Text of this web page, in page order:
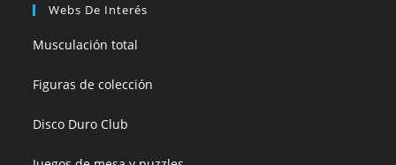
Webs De Interés
Musculación total
Figuras de colección
Disco Duro Club